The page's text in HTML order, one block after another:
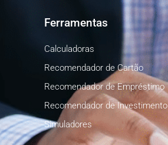
Ferramentas
Calculadoras
Recomendador de Cartão
Recomendador de Empréstimo
Recomendador de Investimento
Simuladores